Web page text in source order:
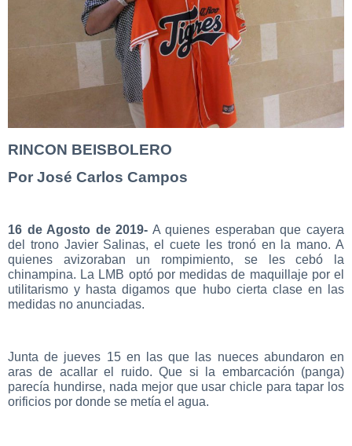
RINCON BEISBOLERO
Por José Carlos Campos
16 de Agosto de 2019- A quienes esperaban que cayera
del trono Javier Salinas, el cuete les tronó en la mano. A
quienes avizoraban un rompimiento, se les cebó la
chinampina. La LMB optó por medidas de maquillaje por el
utilitarismo y hasta digamos que hubo cierta clase en las
medidas no anunciadas.
Junta de jueves 15 en las que las nueces abundaron en
aras de acallar el ruido. Que si la embarcación (panga)
parecía hundirse, nada mejor que usar chicle para tapar los
orificios por donde se metía el agua.